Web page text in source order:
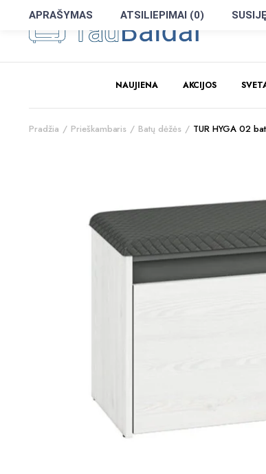
NAUJIENA AKCIJOS
Pradžia Prieškambaris Batų dėžės TUR HYGA 02
APRAŠYMAS ATSILIEPIMAI (0)